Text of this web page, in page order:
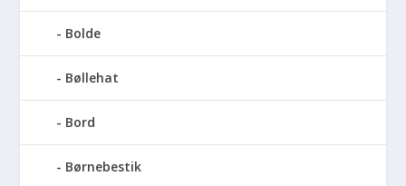
Bolde
Bøllehat
Bord
Børnebestik